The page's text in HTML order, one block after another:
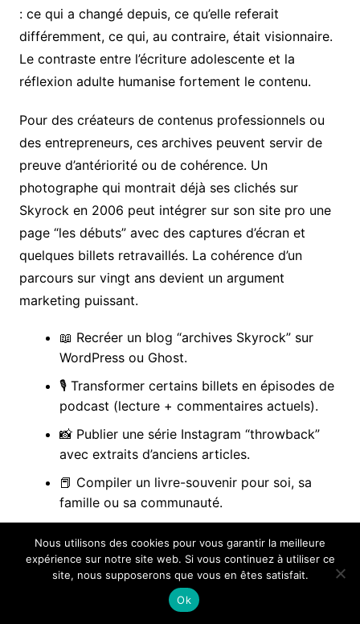
: ce qui a changé depuis, ce qu’elle referait
différemment, ce qui, au contraire, était visionnaire.
Le contraste entre l’écriture adolescente et la
réflexion adulte humanise fortement le contenu.
Pour des créateurs de contenus professionnels ou
des entrepreneurs, ces archives peuvent servir de
preuve d’antériorité ou de cohérence. Un
photographe qui montrait déjà ses clichés sur
Skyrock en 2006 peut intégrer sur son site pro une
page “les débuts” avec des captures d’écran et
quelques billets retravaillés. La cohérence d’un
parcours sur vingt ans devient un argument
marketing puissant.
📖 Recréer un blog “archives Skyrock” sur
WordPress ou Ghost.
🎙️ Transformer certains billets en épisodes de
podcast (lecture + commentaires actuels).
📸 Publier une série Instagram “throwback”
avec extraits d’anciens articles.
📕 Compiler un livre-souvenir pour soi, sa
famille ou sa communauté.
Le respect de la vie privée reste cependant central.
Certains billets évoquent des personnes ou des
situations délicates. Avant de republier, un tri
s’impose : anonymiser des prénoms, flouter des
Nous utilisons des cookies pour vous garantir la meilleure
expérience sur notre site web. Si vous continuez à utiliser ce
site, nous supposerons que vous en êtes satisfait.
Ok